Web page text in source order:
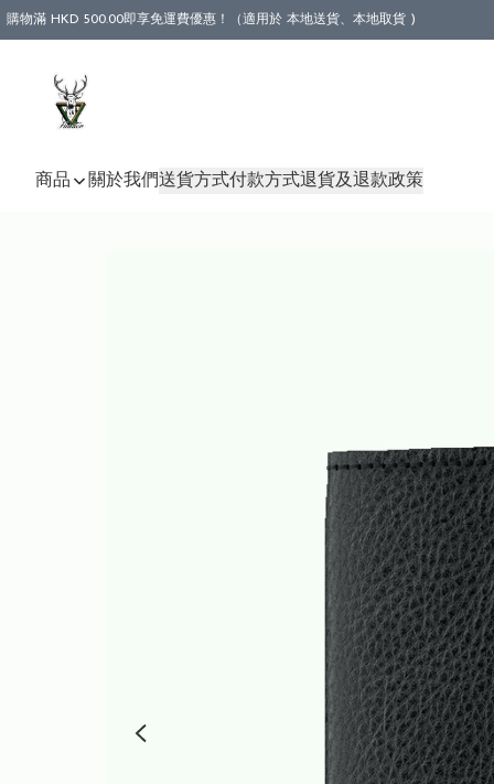
購物滿 HKD 500.00即享免運費優惠！（適用於 本地送貨、本地取貨 )
商品 關於我們送貨方式付款方式退貨及退款政策